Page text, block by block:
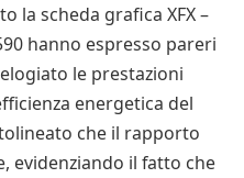
la scheda grafica XFX –
hanno espresso pareri
le prestazioni
energetica del
che il rapporto
evidenziando il fatto che